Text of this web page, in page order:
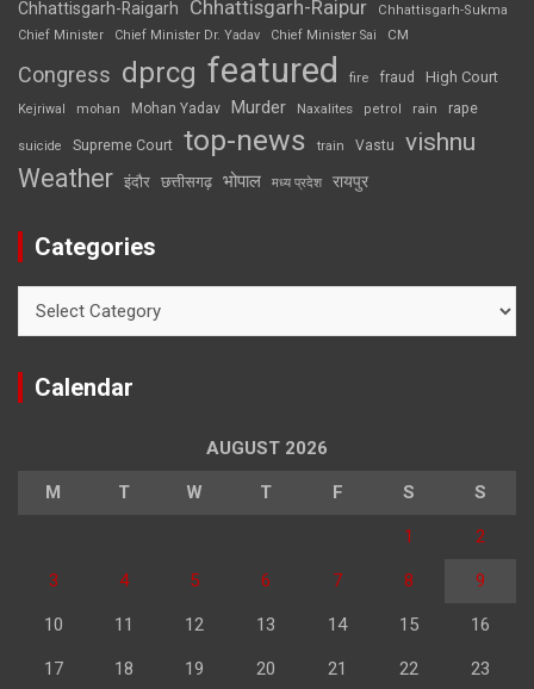
Chhattisgarh-Raigarh Chhattisgarh-Raipur
Chhattisgarh-Sukma
Chief Minister
Chief Minister Dr. Yadav Chief Minister Sai CM
Congress dprcg featured fire fraud High Court
Kejriwal mohan Mohan Yadav Murder Naxalites petrol rain rape
suicide Supreme Court top-news train Vastu vishnu
Weather इंदौर छत्तीसगढ़ भोपाल मध्य प्रदेश रायपुर
Categories
Calendar
AUGUST 2026
M T W T F S S
1 2
3 4 5 6 7 8 9
10 11 12 13 14 15 16
17 18 19 20 21 22 23